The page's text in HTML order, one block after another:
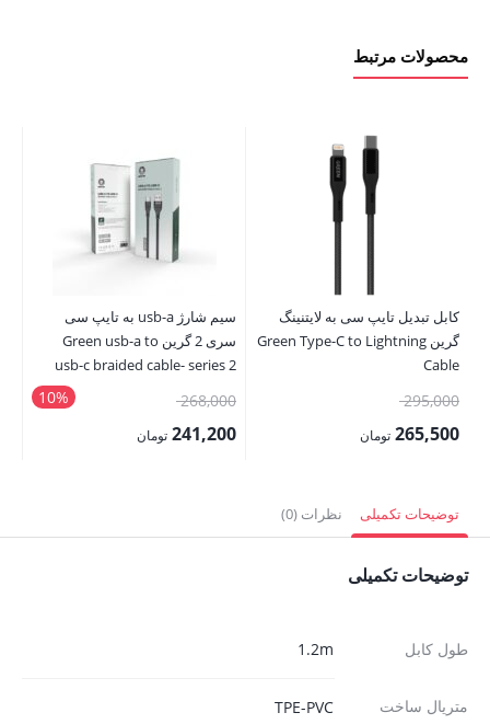
محصولات مرتبط
کابل تبدیل تایپ سی به لایتنینگ
گرین Green Type-C to Lightning
Cable
295,000قیمت
اصلی:265,500 تومان
265,500 تومان.
سیم شارژ usb-a به تایپ سی
سری 2 گرین Green usb-a to
usb-c braided cable- series 2
10% 268,000قیمت
اصلی:241,200 تومان
توضیحات تکمیلی نظرات (0)
توضیحات تکمیلی
طول کابل 1.2m
متریال ساخت TPE-PVC